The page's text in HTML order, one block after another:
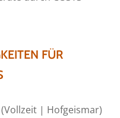
FÜR
| Hofgeismar)